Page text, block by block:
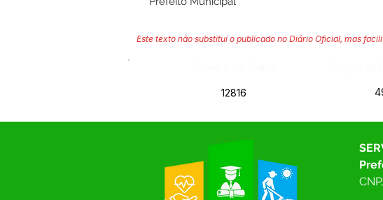
Este texto não substitui o publicado no Diário Oficial, mas
12816